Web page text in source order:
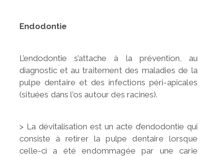
Endodontie
L’endodontie s’attache à la prévention, au
diagnostic et autraitement des maladies de la
pulpe dentaire et des infections péri-apicales
(situées dans l’os autour des racines).
> La dévitalisation est un acte d’endodontie qui
consiste à retirer la pulpe dentaire lorsque
celle-ci a été endommagée par une carie